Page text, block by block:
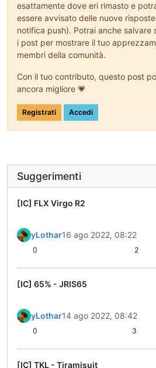
esattamente dove eri rimasto e
essere avvisato delle nuove
notifica push). Potrai anche salvare
i post per mostrare il tuo
membri della comunità.
Con il tuo contributo, questo post
ancora migliore 💗
Registrati Accedi
Suggerimenti
[IC] FLX Virgo R2
yLothar16 ago 2022, 08:22
0 2
[IC] 65% - JRIS65
yLothar14 ago 2022, 08:42
0 3
[IC] TKL - Tiramisuit